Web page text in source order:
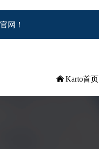
낀 Karto首页
网！